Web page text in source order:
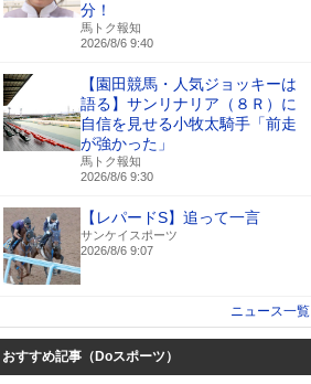
分！
馬トク報知
2026/8/6 9:40
【園田競馬・人気ジョッキーは
語る】サンリナリア（８Ｒ）に
自信を見せる小牧太騎手「前走
が強かった」
馬トク報知
2026/8/6 9:30
【レパードS】追って一言
サンケイスポーツ
2026/8/6 9:07
ニュース一覧
おすすめ記事（Doスポーツ）